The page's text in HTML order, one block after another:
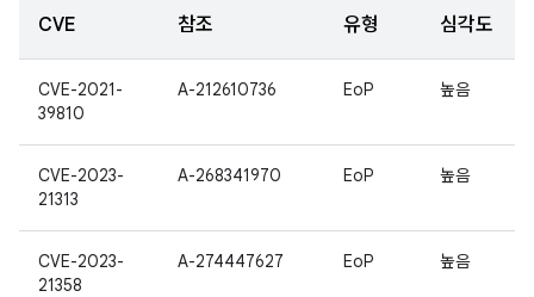
CVE 참조 유형 심각도
CVE-2021-
39810
A-212610736 EoP 높음
CVE-2023-
21313
A-268341970 EoP 높음
CVE-2023-
21358
A-274447627 EoP 높음